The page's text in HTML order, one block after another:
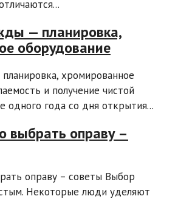
— планировка,
оборудование
хромированное
и получение чистой
одного года со дня открытия...
выбрать оправу –
оправу – советы Выбор
Некоторые люди уделяют